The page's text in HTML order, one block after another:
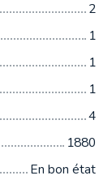
2
1
1
1
4
1880
En bon état